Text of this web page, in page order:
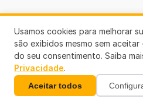
Usamos cookies para melhorar
são exibidos mesmo sem
do seu consentimento. Saiba
Privacidade.
Aceitar todos